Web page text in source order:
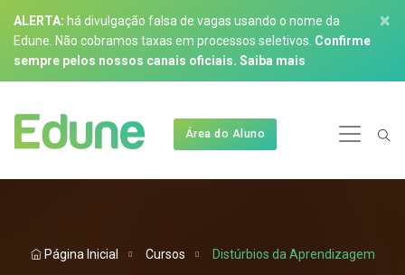
ALERTA: há divulgação falsa de vagas usando o nome da
Edune. Não cobramos taxas em processos seletivos. Confirme
sempre pelos nossos canais oficiais. Saiba mais
×
Área do Aluno
Página Inicial Cursos Distúrbios da Aprendizagem